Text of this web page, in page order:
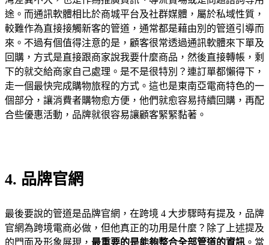
途。而通訊軟體相比於商城平台及社群媒體，屬於私域性質，
較難作為直接接觸新客的管道，通常都是藉由別的管道引導而
來。不過有個值得注意的是，顧客很常透過通訊軟體來下單及
回購，方式是直接跟商家說我要什麼商品，然後直接轉帳，剩
下的就交給商家自己處理。是不是很特別？連訂單都懶得下，
走一個最快完成購物旅程的方式。這也是東南亞電商特色的一
個部分，讓消費者購物愈方便，他們就愈容易持續回購，再配
合些優惠活動，品牌就很容易讓顧客緊緊黏著。
4. 品牌官網
最後要說的管道是品牌官網，在跨境 4 大步驟時有提及，品牌
官網為跨境電商必做，但他真正的功用是什麼？除了上述提及
的門面及形象展現， 最重要的是能夠整合全部管道的資訊 。當